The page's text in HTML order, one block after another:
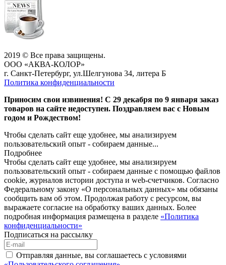
2019 © Все права защищены.
ООО «АКВА-КОЛОР»
г. Санкт-Петербург, ул.Шелгунова 34, литера Б
Политика конфиденциальности
Приносим свои извинения! С 29 декабря по 9 января заказ
товаров на сайте недоступен. Поздравляем вас с Новым
годом и Рождеством!
Чтобы сделать сайт еще удобнее, мы анализируем
пользовательский опыт - собираем данные...
Подробнее
Чтобы сделать сайт еще удобнее, мы анализируем
пользовательский опыт - собираем данные с помощью файлов
cookie, журналов истории доступа и web-счетчиков. Согласно
Федеральному закону «О персональных данных» мы обязаны
сообщить вам об этом. Продолжая работу с ресурсом, вы
выражаете согласие на обработку ваших данных. Более
подробная информация размещена в разделе «Политика
конфиденциальности»
Подписаться на рассылку
Отправляя данные, вы соглашаетесь с условиями